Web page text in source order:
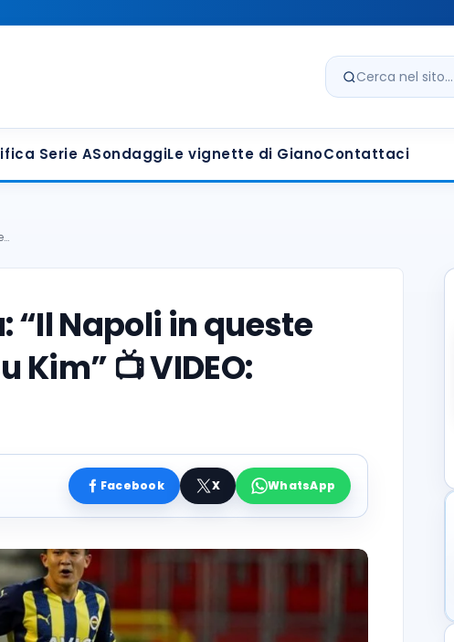
Cerca nel sito
Serie ASondaggiLe vignette di GianoContattaci
“Il Napoli in queste
📺 VIDEO:
Facebook X WhatsApp